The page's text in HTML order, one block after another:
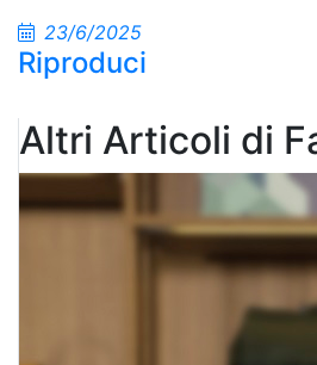
23/6/2025
Riproduci
Altri Articoli di